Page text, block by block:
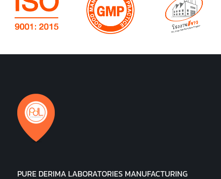
PURE DERIMA LABORATORIES MANUFACTURING